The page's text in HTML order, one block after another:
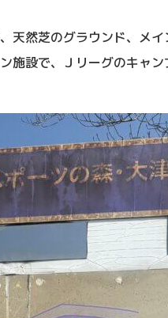
天然芝のグラウンド、メ
施設で、Ｊリーグのキャン